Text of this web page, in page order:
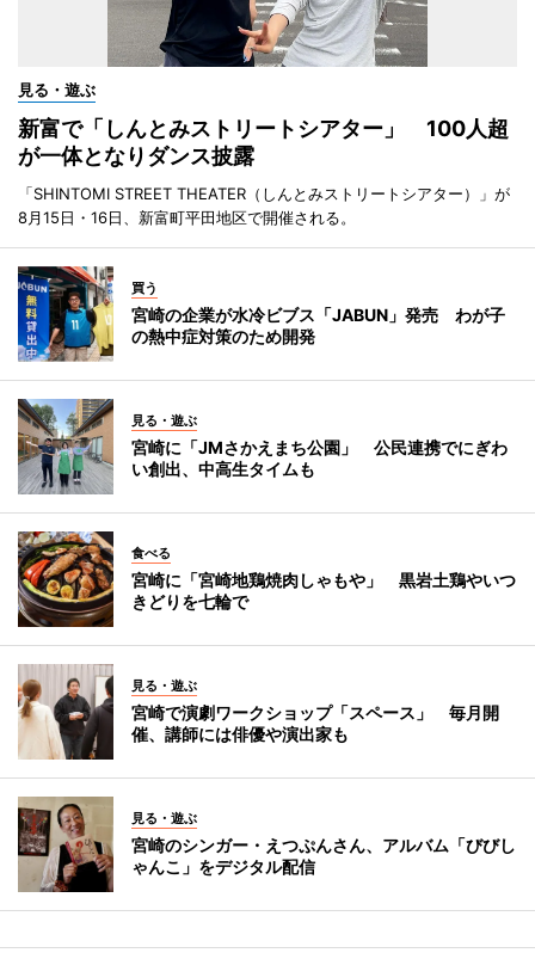
見る・遊ぶ
新富で「しんとみストリートシアター」 100人超
が一体となりダンス披露
「SHINTOMI STREET THEATER（しんとみストリートシアター）」が
8月15日・16日、新富町平田地区で開催される。
買う
宮崎の企業が水冷ビブス「JABUN」発売 わが子
の熱中症対策のため開発
見る・遊ぶ
宮崎に「JMさかえまち公園」 公民連携でにぎわ
い創出、中高生タイムも
食べる
宮崎に「宮崎地鶏焼肉しゃもや」 黒岩土鶏やいつ
きどりを七輪で
見る・遊ぶ
宮崎で演劇ワークショップ「スペース」 毎月開
催、講師には俳優や演出家も
見る・遊ぶ
宮崎のシンガー・えつぷんさん、アルバム「びびし
ゃんこ」をデジタル配信